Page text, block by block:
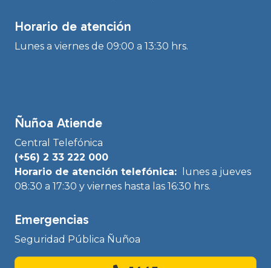
Horario de atención
Lunes a viernes de 09:00 a 13:30 hrs.
Ñuñoa Atiende
Central Telefónica
(+56) 2 33 222 000
Horario de atención telefónica:
lunes a jueves
08:30 a 17:30 y viernes hasta las 16:30 hrs.
Emergencias
Seguridad Pública Ñuñoa